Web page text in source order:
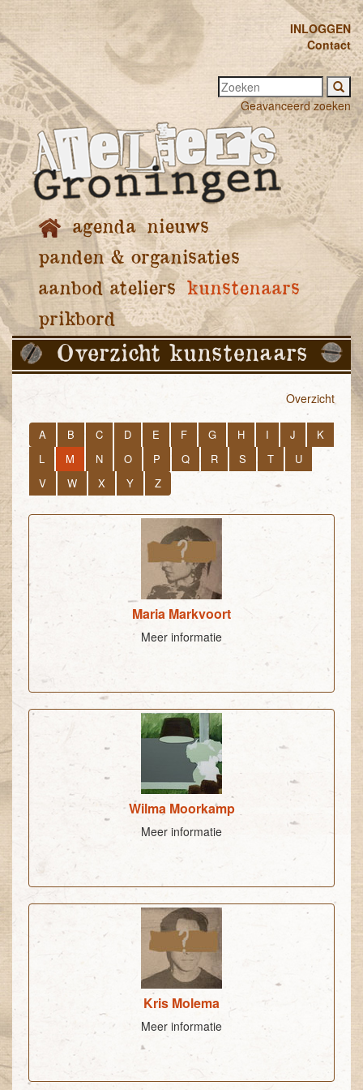
INLOGGEN
Contact
Geavanceerd zoeken
agenda
nieuws
panden & organisaties
aanbod ateliers
kunstenaars
prikbord
Overzicht kunstenaars
Overzicht
A B C D E F G H I J
K
L
M N O P Q R S T
U
V
W X Y Z
Maria Markvoort
Meer informatie
Wilma Moorkamp
Meer informatie
Kris Molema
Meer informatie